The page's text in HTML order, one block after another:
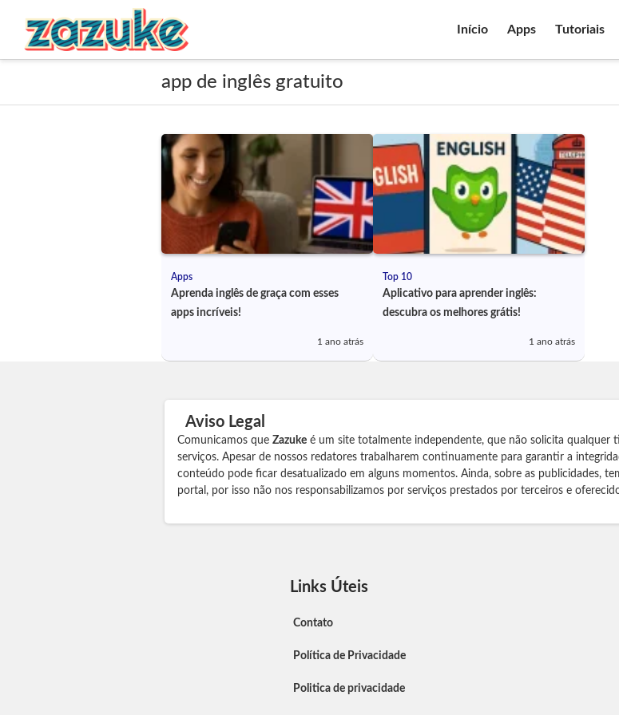
Início Apps Tutoriais
app de inglês gratuito
Apps
Aprenda inglês de graça com esses
apps incríveis!
1 ano atrás
Top 10
Aplicativo para aprender inglês:
descubra os melhores grátis!
1 ano atrás
Aviso Legal
Comunicamos que Zazuke é um site totalmente independente, que não solicita qualquer
serviços. Apesar de nossos redatores trabalharem continuamente para garantir a
conteúdo pode ficar desatualizado em alguns momentos. Ainda, sobre as publicidades,
portal, por isso não nos responsabilizamos por serviços prestados por terceiros e
Links Úteis
Contato
Política de Privacidade
Politica de privacidade